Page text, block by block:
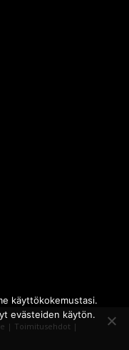
| Toimitusehdot |
käyttökokemustasi.
evästeiden käytön.